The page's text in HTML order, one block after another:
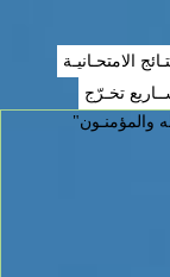
الامتحـانيـة
تخـرّج
والمؤمنـون"